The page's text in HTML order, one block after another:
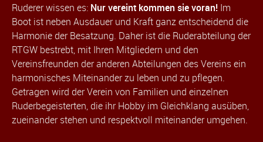
Ruderer wissen es: Nur vereint kommen sie voran! Im
Boot ist neben Ausdauer und Kraft ganz entscheidend die
Harmonie der Besatzung. Daher ist die Ruderabteilung der
RTGW bestrebt, mit Ihren Mitgliedern und den
Vereinsfreunden der anderen Abteilungen des Vereins ein
harmonisches Miteinander zu leben und zu pflegen.
Getragen wird der Verein von Familien und einzelnen
Ruderbegeisterten, die ihr Hobby im Gleichklang ausüben,
zueinander stehen und respektvoll miteinander umgehen.